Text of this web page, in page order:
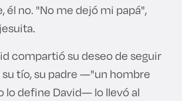
él no. "No me dejó mi papá",
compartió su deseo de seguir
su tío, su padre —"un hombre
lo define David— lo llevó al